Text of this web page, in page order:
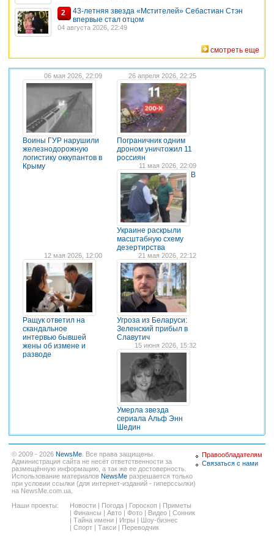
2
43-летняя звезда «Мстителей» Себастиан Стэн
впервые стал отцом
04 августа 2026, 22:49
смотреть еще
06 мая 2026, 22:09
Воины ГУР нарушили
железнодорожную
логистику оккупантов в
Крыму
26 апреля 2026, 22:25
Пограничник одним
дроном уничтожил 11
россиян
11 мая 2026, 22:09
В
Украине раскрыли
масштабную схему
дезертирства
12 мая 2026, 12:00
Ращук ответил на
скандальное
интервью бывшей
жены об измене и
разводе
21 мая 2026, 22:12
Угроза из Беларуси:
Зеленский прибыл в
Славутич
15 июня 2026, 15:32
Умерла звезда
сериала Альф Энн
Шедин
© 2009 - 2026 NewsMe . Все права защищены.
Администрация сайта не несёт ответственности за
размещённую информацию, а так же ее достоверность.
Использование материалов NewsMe разрешается только
при условии ссылки (для интернет-изданий - гиперссылки)
на NewsMe.com.ua.
Наши проекты:
Новости Погода Гороскоп
Приметы
Финансы Авто Фото Видео
Сонник
Тайна имени Игры
Шоу-бизнес
Спорт Такси Переводчик
Правообладателям
Связаться с нами